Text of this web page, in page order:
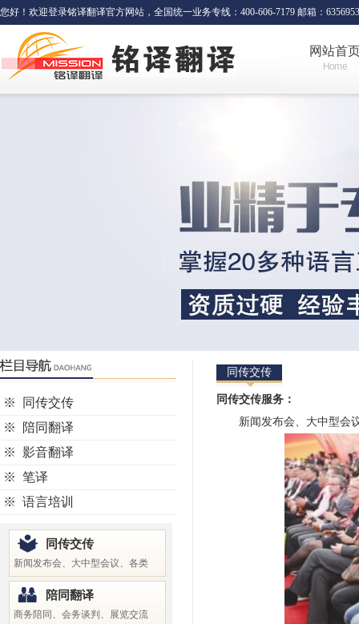
您好！欢迎登录铭译翻译官方网站，全国统一业务专线：400-606-7179 邮箱：
网站首
Home
※
同传交传
※
陪同翻译
※ 影音翻译
※ 笔译
※ 语言培训
同传交传
新闻发布会、大中型会议、各类
陪同翻译
商务陪同、会务谈判、展览交流
同传交传
同传交传服务：
新闻发布会、大中型会议